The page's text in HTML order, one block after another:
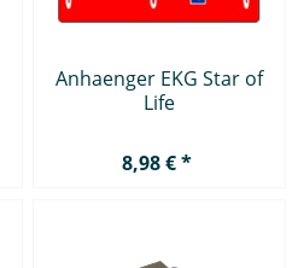
Anhaenger EKG Star of
Life
8,98 € *